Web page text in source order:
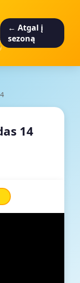
← Atgal į
sezoną
14